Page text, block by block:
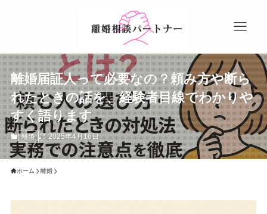
離婚届証人って必要なの？頼み方や断ら
れたときの話を、経験者目線でわかりや
すく語ります
離婚 2025年4月16日
ホーム 離婚